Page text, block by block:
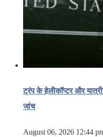
ट्रंप के हेलीकॉप्टर और
जांच
August 06, 2026 12:44